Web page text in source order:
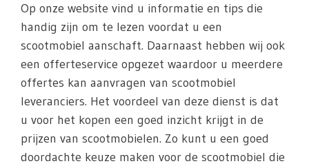
Op onze website vind u informatie en tips die
handig zijn om te lezen voordat u een
scootmobiel aanschaft. Daarnaast hebben wij ook
een offerteservice opgezet waardoor u meerdere
offertes kan aanvragen van scootmobiel
leveranciers. Het voordeel van deze dienst is dat
u voor het kopen een goed inzicht krijgt in de
prijzen van scootmobielen. Zo kunt u een goed
doordachte keuze maken voor de scootmobiel die